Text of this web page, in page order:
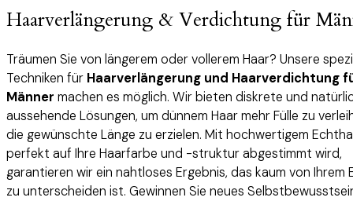
Haarverlängerung & Verdichtung für
Träumen Sie von längerem oder vollerem Haar? Unsere
Techniken für Haarverlängerung und Haarverdichtung
Männer machen es möglich. Wir bieten diskrete und
aussehende Lösungen, um dünnem Haar mehr Fülle zu
die gewünschte Länge zu erzielen. Mit hochwertigem
perfekt auf Ihre Haarfarbe und -struktur abgestimmt wird,
garantieren wir ein nahtloses Ergebnis, das kaum von Ihrem
zu unterscheiden ist. Gewinnen Sie neues